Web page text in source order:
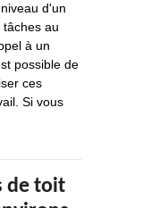
d'un
au
à un
possible de
ces
Si vous
de toit